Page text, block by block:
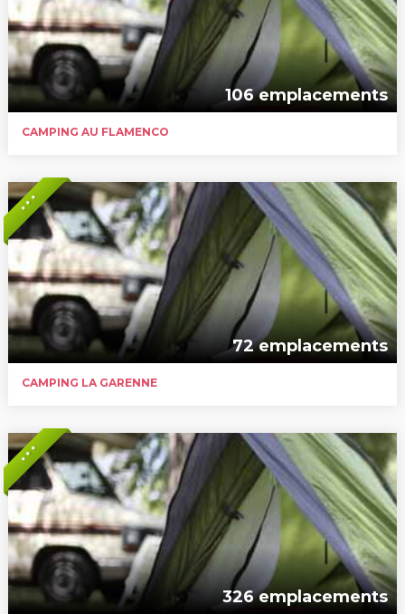
106 emplacements
CAMPING AU FLAMENCO
* * *
72 emplacements
CAMPING LA GARENNE
* * *
326 emplacements